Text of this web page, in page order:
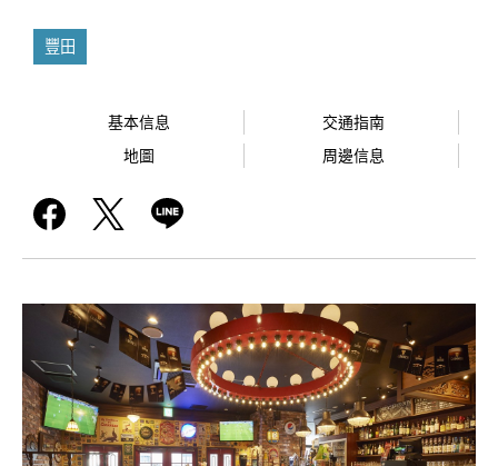
豐田
基本信息
交通指南
地圖
周邊信息